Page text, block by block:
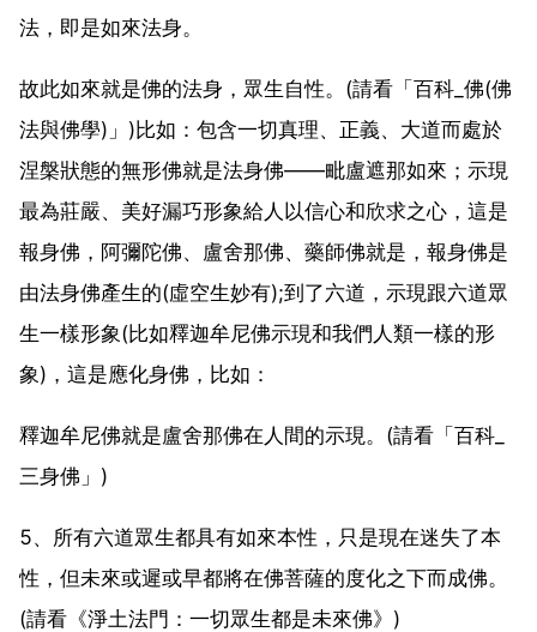
法，即是如來法身。
故此如來就是佛的法身，眾生自性。(請看「百科_佛(佛
法與佛學)」)比如：包含一切真理、正義、大道而處於
涅槃狀態的無形佛就是法身佛——毗盧遮那如來；示現
最為莊嚴、美好漏巧形象給人以信心和欣求之心，這是
報身佛，阿彌陀佛、盧舍那佛、藥師佛就是，報身佛是
由法身佛產生的(虛空生妙有);到了六道，示現跟六道眾
生一樣形象(比如釋迦牟尼佛示現和我們人類一樣的形
象)，這是應化身佛，比如：
釋迦牟尼佛就是盧舍那佛在人間的示現。(請看「百科_
三身佛」)
5、所有六道眾生都具有如來本性，只是現在迷失了本
性，但未來或遲或早都將在佛菩薩的度化之下而成佛。
(請看《淨土法門：一切眾生都是未來佛》)